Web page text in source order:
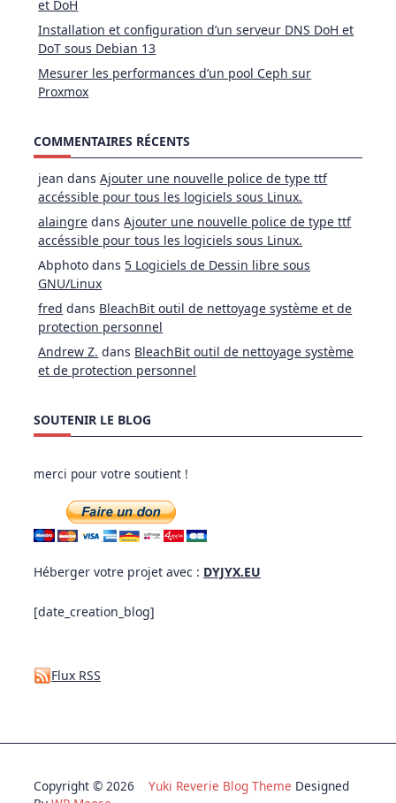
et DoH
Installation et configuration d’un serveur DNS DoH et
DoT sous Debian 13
Mesurer les performances d’un pool Ceph sur
Proxmox
COMMENTAIRES RÉCENTS
jean dansAjouter une nouvelle police de type ttf
accéssible pour tous les logiciels sous Linux.
alaingre dansAjouter une nouvelle police de type ttf
accéssible pour tous les logiciels sous Linux.
Abphoto dans 5 Logiciels de Dessin libre sous
GNU/Linux
fred dans BleachBit outil de nettoyage système et de
protection personnel
Andrew Z. dans BleachBit outil de nettoyage système
et de protection personnel
SOUTENIR LE BLOG
merci pour votre soutient !
Héberger votre projet avec : DYJYX.EU
[date_creation_blog]
Flux RSS
Copyright © 2026 Yuki Reverie Blog Theme Designed